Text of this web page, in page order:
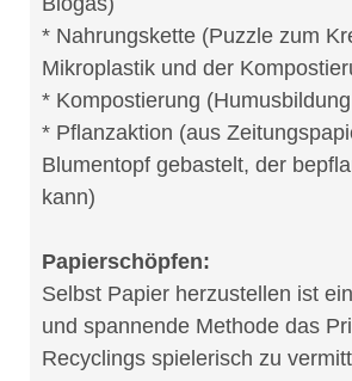
* Nahrungskette (Puzzle zum
Mikroplastik und der
* Kompostierung
* Pflanzaktion (aus
Blumentopf gebastelt, der
kann)
Papierschöpfen:
Selbst Papier herzustellen ist
und spannende Methode das
Recyclings spielerisch zu